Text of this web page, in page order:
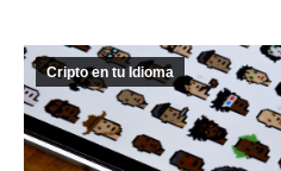
Cripto en tu Idioma